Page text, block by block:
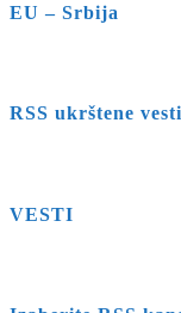
EU – Srbija
RSS ukrštene vesti
VESTI